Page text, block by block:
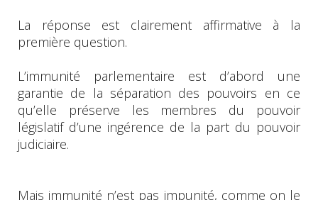
La réponse est clairement affirmative à la
première question.
L’immunité parlementaire est d’abord une
garantie de la séparation des pouvoirs en ce
qu’elle préserve les membres du pouvoir
législatif d’une ingérence de la part du pouvoir
judiciaire.
Mais immunité n’est pas impunité, comme on le